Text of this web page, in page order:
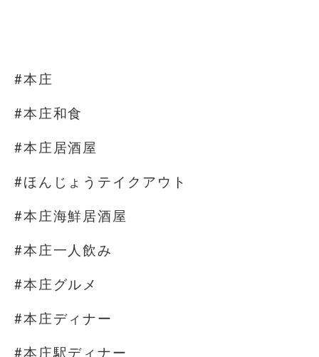
#本庄
#本庄和食
#本庄居酒屋
#ほんじょうテイクアウト
#本庄海鮮居酒屋
#本庄一人飲み
#本庄グルメ
#本庄ディナー
#本庄駅ディナー